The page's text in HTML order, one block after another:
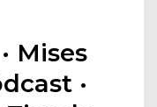
Mises
·